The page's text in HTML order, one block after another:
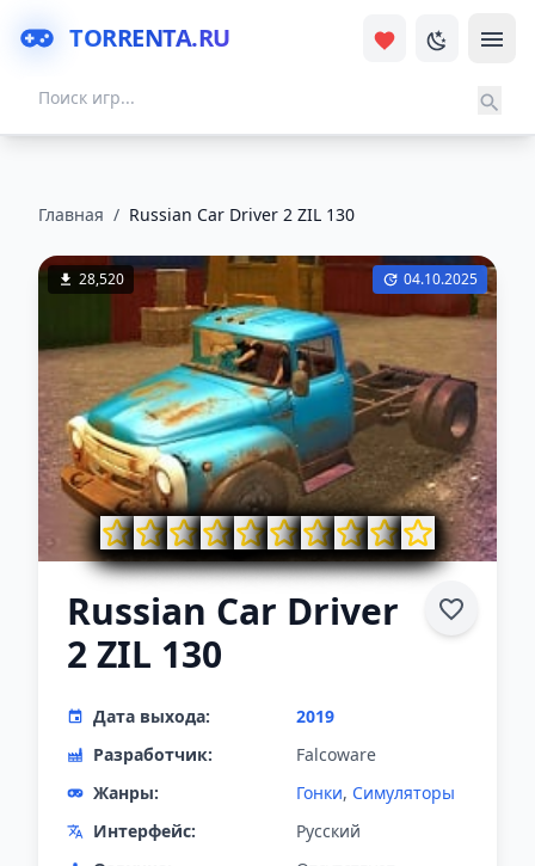
TORRENTA.RU
Главная / Russian Car Driver 2 ZIL 130
28,520 04.10.2025
Russian Car Driver
2 ZIL 130
Дата выхода:
2019
Разработчик:
Falcoware
Жанры:
Гонки, Симуляторы
Интерфейс:
Русский